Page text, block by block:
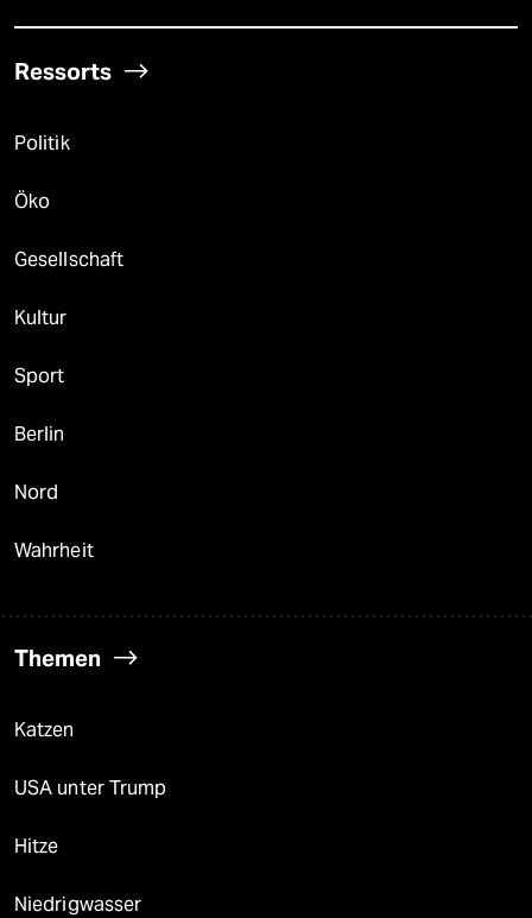
Ressorts
Politik
Öko
Gesellschaft
Kultur
Sport
Berlin
Nord
Wahrheit
Themen
Katzen
USA unter Trump
Hitze
Niedrigwasser